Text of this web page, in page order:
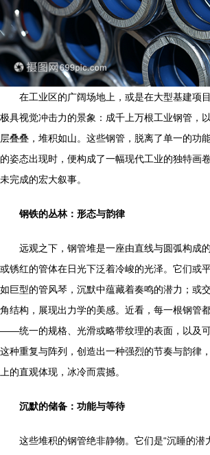
在工业区的广阔场地上，或是在大型基建项
极具视觉冲击力的景象：成千上万根工业钢管，
层叠叠，堆积如山。这些钢管，脱离了单一的功
的姿态出现时，便构成了一幅现代工业的独特画
未完成的宏大叙事。
钢铁的丛林：形态与韵律
远观之下，钢管堆是一座由直线与圆弧构成
或锈红的管体在日光下泛着冷峻的光泽。它们或
如巨型的管风琴，沉默中蕴藏着奏鸣的潜力；或
角结构，展现出力学的美感。近看，每一根钢管
——统一的规格、光滑或略带纹理的表面，以及可
这种重复与阵列，创造出一种强烈的节奏与韵律
上的直观体现，冰冷而震撼。
沉默的储备：功能与等待
这些堆积的钢管绝非静物。它们是“沉睡的潜